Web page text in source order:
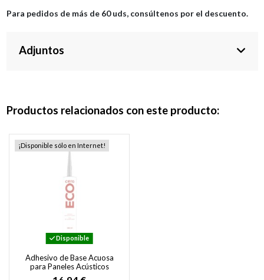
Para pedidos de más de 60 uds, consúltenos por el descuento.
Adjuntos
Productos relacionados con este producto:
¡Disponible sólo en Internet!
Disponible
Adhesivo de Base Acuosa
para Paneles Acústicos